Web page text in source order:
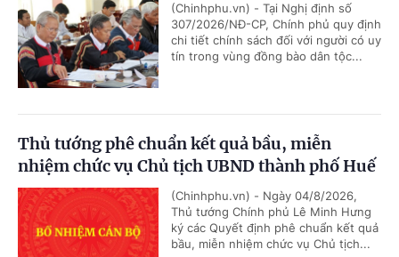
(Chinhphu.vn) - Tại Nghị định số
307/2026/NĐ-CP, Chính phủ quy định
chi tiết chính sách đối với người có uy
tín trong vùng đồng bào dân tộc...
Thủ tướng phê chuẩn kết quả bầu, miễn
nhiệm chức vụ Chủ tịch UBND thành phố Huế
(Chinhphu.vn) - Ngày 04/8/2026,
Thủ tướng Chính phủ Lê Minh Hưng
ký các Quyết định phê chuẩn kết quả
bầu, miễn nhiệm chức vụ Chủ tịch...